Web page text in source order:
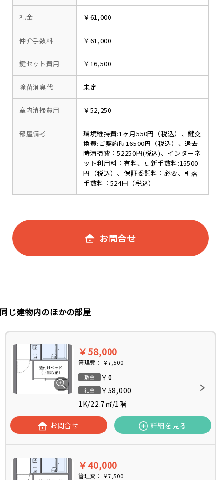
礼金 ￥61,000
仲介手数料 ￥61,000
鍵セット費用 ￥16,500
除菌消臭代 未定
室内清掃費用 ￥52,250
部屋備考
環境維持費:1ヶ月550円（税込）、鍵交
換費:ご契約時16500円（税込）、退去
時清掃費：52250円(税込)、インターネ
ット利用料：有料、更新手数料:16500
円（税込）、保証委託料：必要、引落
手数料：524円（税込）
お問合せ
同じ建物内のほかの部屋
￥58,000
管理費： ￥7,500
敷金 ￥0
礼金
￥58,000
1K/22.7㎡/1階
お問合せ 詳細を見る
￥40,000
管理費： ￥7,500